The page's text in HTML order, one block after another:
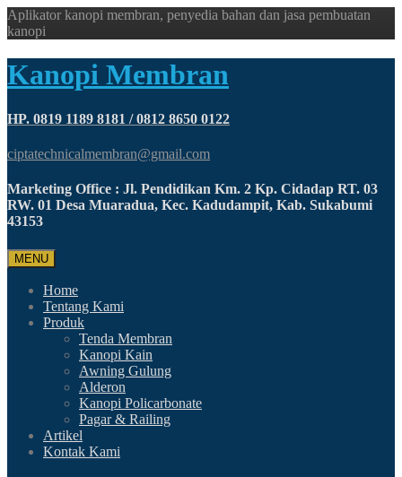
Aplikator kanopi membran, penyedia bahan dan jasa pembuatan
kanopi
Kanopi Membran
HP. 0819 1189 8181 / 0812 8650 0122
ciptatechnicalmembran@gmail.com
Marketing Office : Jl. Pendidikan Km. 2 Kp. Cidadap RT. 03
RW. 01 Desa Muaradua, Kec. Kadudampit, Kab. Sukabumi
43153
MENU
Home
Tentang Kami
Produk
Tenda Membran
Kanopi Kain
Awning Gulung
Alderon
Kanopi Policarbonate
Pagar & Railing
Artikel
Kontak Kami